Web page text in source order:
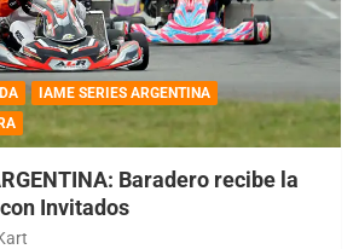
IAME SERIES ARGENTINA
Baradero recibe la
Invitados